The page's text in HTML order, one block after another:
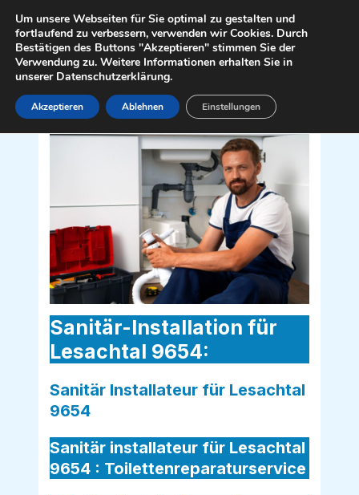
Inhalt
springen
Sanitär Installateur für Lesachtal 9654
Sanitär-Installation für
Lesachtal 9654:
Sanitär Installateur für Lesachtal
9654
Sanitär installateur für Lesachtal
9654 : Toilettenreparaturservice
Um unsere Webseiten für Sie optimal zu gestalten und
fortlaufend zu verbessern, verwenden wir Cookies. Durch
Bestätigen des Buttons "Akzeptieren" stimmen Sie der
Verwendung zu. Weitere Informationen erhalten Sie in
unserer Datenschutzerklärung.
Akzeptieren Ablehnen Einstellungen